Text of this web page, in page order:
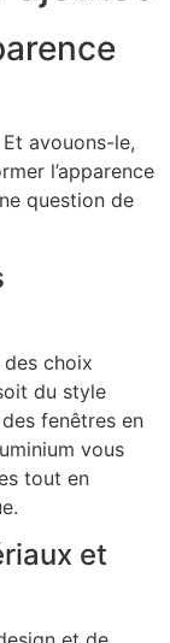
avouons-le,
l’apparence
question de
choix
du style
fenêtres en
vous
tout en
et